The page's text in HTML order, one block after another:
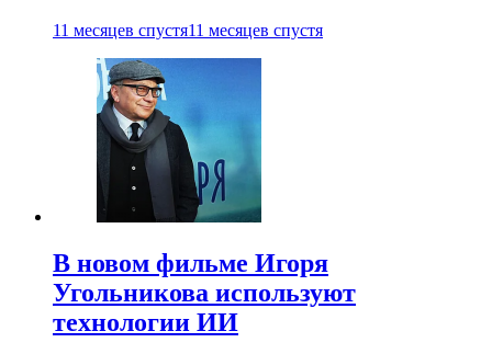
11 месяцев спустя11 месяцев спустя
В новом фильме Игоря
Угольникова используют
технологии ИИ